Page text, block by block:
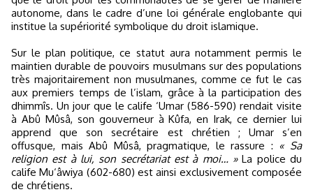
autonome, dans le cadre d’une loi générale englobante qui
institue la supériorité symbolique du droit islamique.
Sur le plan politique, ce statut aura notamment permis le
maintien durable de pouvoirs musulmans sur des populations
très majoritairement non musulmanes, comme ce fut le cas
aux premiers temps de l’islam, grâce à la participation des
dhimmîs. Un jour que le calife ‘Umar (586-590) rendait visite
à Abû Mûsâ, son gouverneur à Kûfa, en Irak, ce dernier lui
apprend que son secrétaire est chrétien ; Umar s’en
offusque, mais Abû Mûsâ, pragmatique, le rassure : « Sa
religion est à lui, son secrétariat est à moi… »La police du
calife Mu‘âwiya (602-680) est ainsi exclusivement composée
de chrétiens.